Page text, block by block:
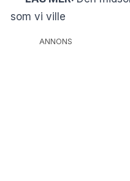
som vi ville
ANNONS